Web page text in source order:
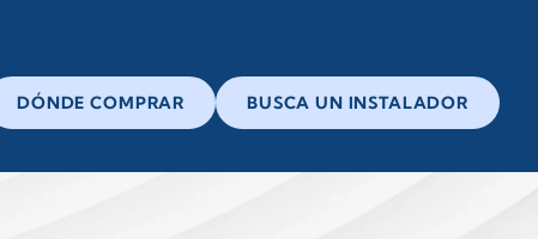
DÓNDE COMPRAR BUSCA UN INSTALADOR